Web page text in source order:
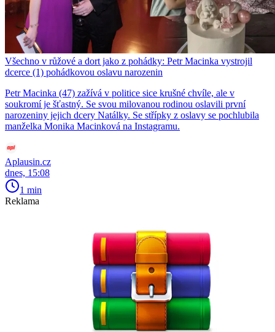
Všechno v růžové a dort jako z pohádky: Petr Macinka vystrojil
dcerce (1) pohádkovou oslavu narozenin
Petr Macinka (47) zažívá v politice sice krušné chvíle, ale v
soukromí je šťastný. Se svou milovanou rodinou oslavili první
narozeniny jejich dcery Natálky. Se střípky z oslavy se pochlubila
manželka Monika Macinková na Instagramu.
Aplausin.cz
dnes, 15:08
1 min
Reklama